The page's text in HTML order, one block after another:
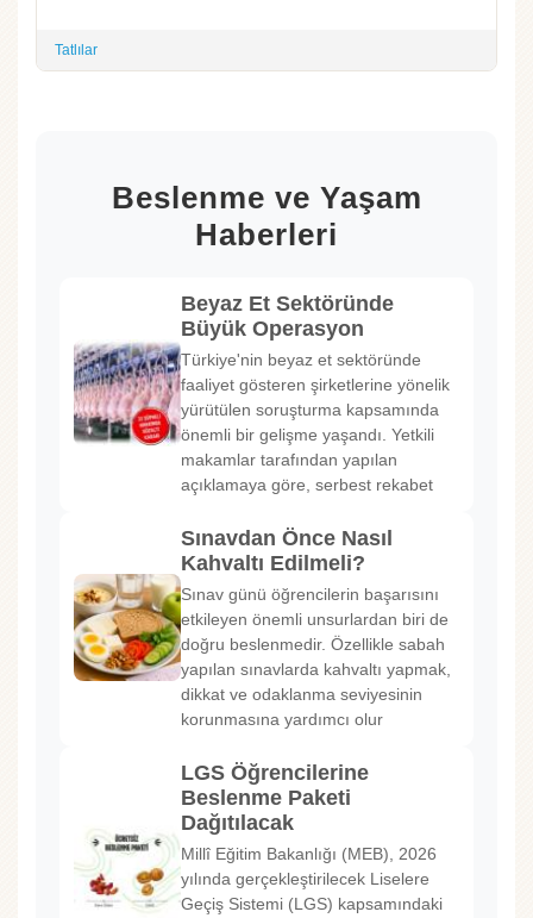
Tatlılar
Beslenme ve Yaşam
Haberleri
Beyaz Et Sektöründe
Büyük Operasyon
Türkiye'nin beyaz et sektöründe
faaliyet gösteren şirketlerine yönelik
yürütülen soruşturma kapsamında
önemli bir gelişme yaşandı. Yetkili
makamlar tarafından yapılan
açıklamaya göre, serbest rekabet
Sınavdan Önce Nasıl
Kahvaltı Edilmeli?
Sınav günü öğrencilerin başarısını
etkileyen önemli unsurlardan biri de
doğru beslenmedir. Özellikle sabah
yapılan sınavlarda kahvaltı yapmak,
dikkat ve odaklanma seviyesinin
korunmasına yardımcı olur
LGS Öğrencilerine
Beslenme Paketi
Dağıtılacak
Millî Eğitim Bakanlığı (MEB), 2026
yılında gerçekleştirilecek Liselere
Geçiş Sistemi (LGS) kapsamındaki